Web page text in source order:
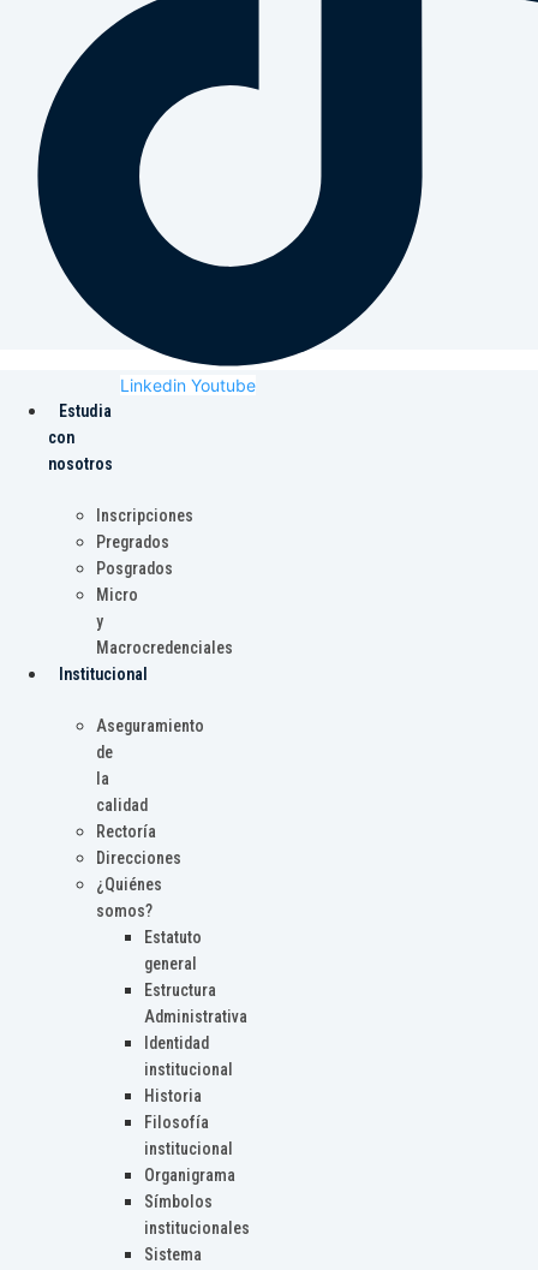
Linkedin Youtube
Estudia
con
nosotros
Inscripciones
Pregrados
Posgrados
Micro
y
Macrocredenciales
Institucional
Aseguramiento
de
la
calidad
Rectoría
Direcciones
¿Quiénes
somos?
Estatuto
general
Estructura
Administrativa
Identidad
institucional
Historia
Filosofía
institucional
Organigrama
Símbolos
institucionales
Sistema